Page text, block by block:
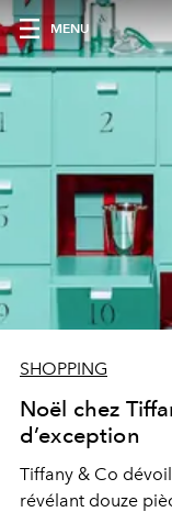
MENU
SHOPPING
Noël chez
d’exception
Tiffany & Co
révélant douze